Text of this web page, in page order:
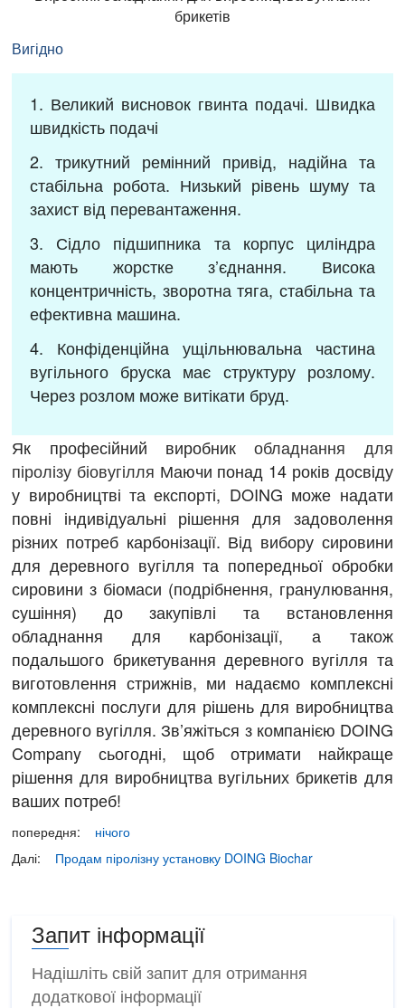
брикетів
Вигідно
1. Великий висновок гвинта подачі. Швидка
швидкість подачі
2. трикутний ремінний привід, надійна та
стабільна робота. Низький рівень шуму та
захист від перевантаження.
3. Сідло підшипника та корпус циліндра
мають жорстке з’єднання. Висока
концентричність, зворотна тяга, стабільна та
ефективна машина.
4. Конфіденційна ущільнювальна частина
вугільного бруска має структуру розлому.
Через розлом може витікати бруд.
Як професійний виробникобладнання для
піролізу біовугілля Маючи понад 14 років досвіду
у виробництві та експорті, DOING може надати
повні індивідуальні рішення для задоволення
різних потреб карбонізації. Від вибору сировини
для деревного вугілля та попередньої обробки
сировини з біомаси (подрібнення, гранулювання,
сушіння) до закупівлі та встановлення
обладнання для карбонізації, а також
подальшого брикетування деревного вугілля та
виготовлення стрижнів, ми надаємо комплексні
комплексні послуги для рішень для виробництва
деревного вугілля. Зв’яжіться з компанією DOING
Company сьогодні, щоб отримати найкраще
рішення для виробництва вугільних брикетів для
ваших потреб!
попередня:
нічого
Далі:
Продам піролізну установку DOING Biochar
Запит інформації
Надішліть свій запит для отримання
додаткової інформації